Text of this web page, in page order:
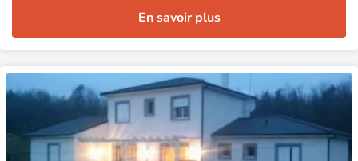
En savoir plus